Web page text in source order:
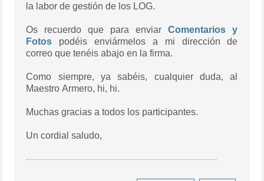
la labor de gestión de los LOG.
Os recuerdo que para enviarComentarios y
Fotos podéis enviármelos a mi dirección de
correo que tenéis abajo en la firma.
Como siempre, ya sabéis, cualquier duda, al
Maestro Armero, hi, hi.
Muchas gracias a todos los participantes.
Un cordial saludo,